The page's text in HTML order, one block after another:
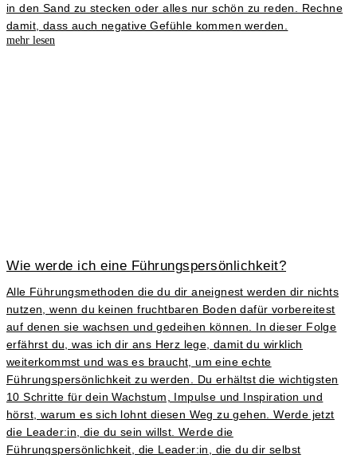
in den Sand zu stecken oder alles nur schön zu reden. Rechne
damit, dass auch negative Gefühle kommen werden.
mehr lesen
Wie werde ich eine Führungspersönlichkeit?
Alle Führungsmethoden die du dir aneignest werden dir nichts
nutzen, wenn du keinen fruchtbaren Boden dafür vorbereitest
auf denen sie wachsen und gedeihen können. In dieser Folge
erfährst du, was ich dir ans Herz lege, damit du wirklich
weiterkommst und was es braucht, um eine echte
Führungspersönlichkeit zu werden. Du erhältst die wichtigsten
10 Schritte für dein Wachstum, Impulse und Inspiration und
hörst, warum es sich lohnt diesen Weg zu gehen. Werde jetzt
die Leader:in, die du sein willst. Werde die
Führungspersönlichkeit, die Leader:in, die du dir selbst